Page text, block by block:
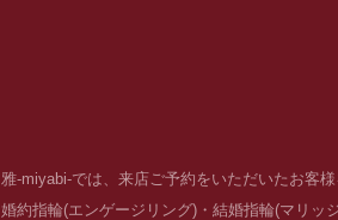
雅-miyabi-では、来店ご予約をいただいたお客
婚約指輪(エンゲージリング)・結婚指輪(マリッ